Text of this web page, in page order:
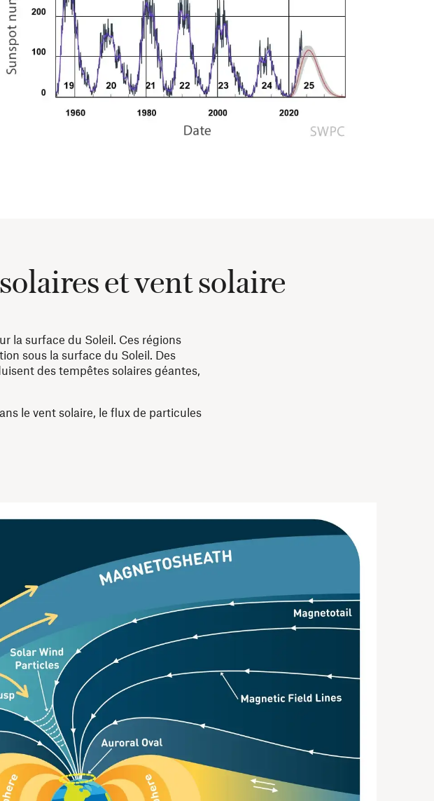
et vent solaire
la surface du Soleil. Ces régions
sous la surface du Soleil. Des
des tempêtes solaires géantes,
le vent solaire, le flux de particules